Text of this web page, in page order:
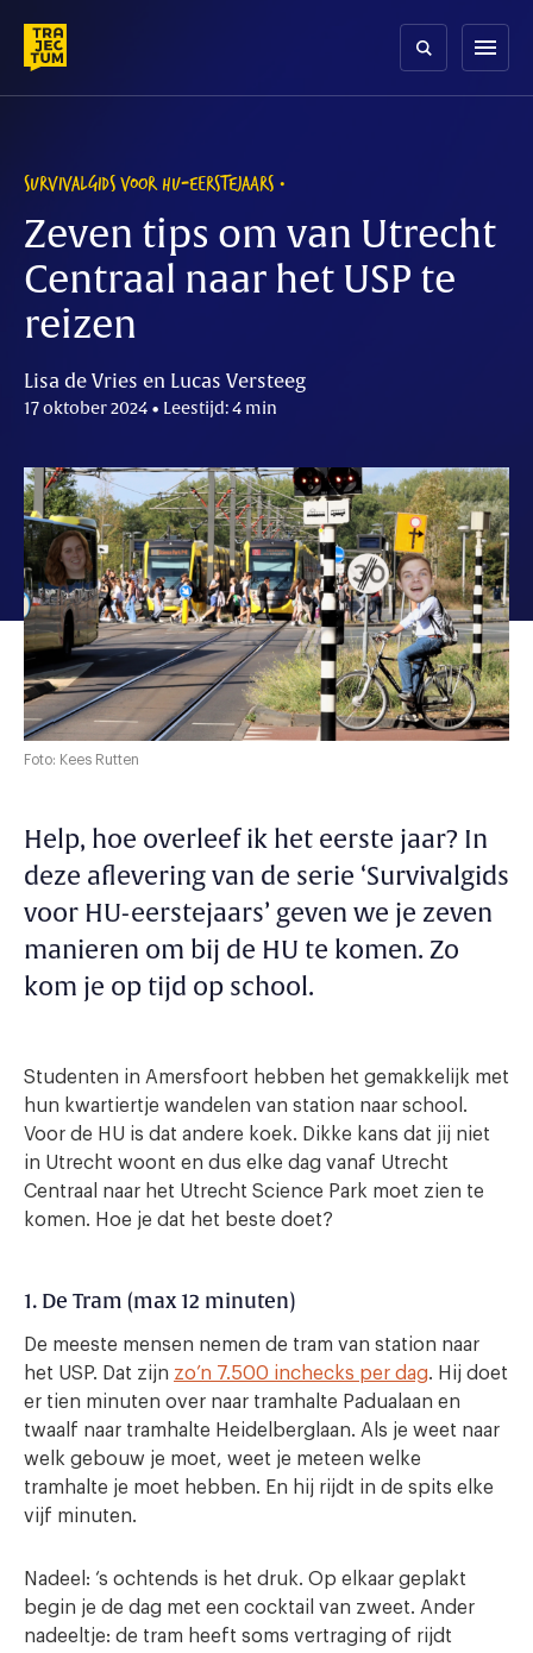
content
menu
SURVIVALGIDS VOOR HU-EERSTEJAARS
Zeven tips om van Utrecht
Centraal naar het USP te
reizen
Lisa de Vries en Lucas Versteeg
17 oktober 2024 • Leestijd: 4 min
Foto: Kees Rutten
Help, hoe overleef ik het eerste jaar? In
deze aflevering van de serie ‘Survivalgids
voor HU-eerstejaars’ geven we je zeven
manieren om bij de HU te komen. Zo
kom je op tijd op school.
Studenten in Amersfoort hebben het gemakkelijk met
hun kwartiertje wandelen van station naar school.
Voor de HU is dat andere koek. Dikke kans dat jij niet
in Utrecht woont en dus elke dag vanaf Utrecht
Centraal naar het Utrecht Science Park moet zien te
komen. Hoe je dat het beste doet?
1. De Tram (max 12 minuten)
De meeste mensen nemen de tram van station naar
het USP. Dat zijn zo’n 7.500 inchecks per dag. Hij doet
er tien minuten over naar tramhalte Padualaan en
twaalf naar tramhalte Heidelberglaan. Als je weet naar
welk gebouw je moet, weet je meteen welke
tramhalte je moet hebben. En hij rijdt in de spits elke
vijf minuten.
Nadeel: ‘s ochtends is het druk. Op elkaar geplakt
begin je de dag met een cocktail van zweet. Ander
nadeeltje: de tram heeft soms vertraging of rijdt